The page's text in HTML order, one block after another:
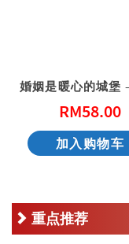
RM58.00
加入购物车
重点推荐